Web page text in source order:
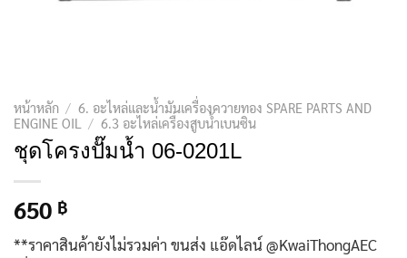
หน้าหลัก / 6. อะไหล่และน้ำมันเครื่องควายทอง SPARE PARTS AND
ENGINE OIL
/ 6.3 อะไหล่เครื่องสูบน้ำเบนซิน
ชุดโครงปั๊มน้ำ 06-0201L
650 ฿
**ราคาสินค้ายังไม่รวมค่า ขนส่ง แอ๊ดไลน์ @KwaiThongAEC